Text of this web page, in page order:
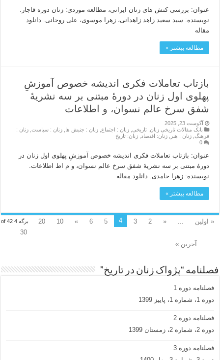
عنوان: بررسی کنش های زنان ایرانی، مطالعه موردی: زنان دوره قاجار.
نویسنده: سید سعید زاهد زاهدانی، زهرا موسوی، علی روحانی. دانلود
مقاله
مطالعه بیشتر »
بازتاب تعاملات فکری اندیشه خصوص آموزشِ
پهلوی اول زنان در دورۀ مبتنی بر سه نشریۀ
شفق سرخ عالم نسوان، و اطلاعات
آگوست 23, 2025
بانک مقالات تاریخی زنان ,تاریخی ,زنان : اجتماع ,زنان : جنبش ها ,زنان : سیاست ,زنان :
فرهنگ ,زنان : هنر ,زنان: اقتصاد ,زنان: تاریخ
0
عنوان: بازتاب تعاملات فکری اندیشه خصوص آموزشِ پهلوی اول زنان در
دورۀ مبتنی بر سه نشریۀ شفق سرخ عالم نسوان، و م اط اطلاعات.
نویسنده: زهرا حامدی. دانلود مقاله
مطالعه بیشتر »
برگه 4 of 42 « اولین «
2
3
4
5
6
»
10
20
30
آخرین »
فصلنامه “پژواک زنان در تاریخ”
فصلنامه دوره 1
دوره 1، شماره 1، پاییز 1399
فصلنامه دوره 2
دوره 2، شماره 2، زمستان 1399
فصلنامه دوره 3